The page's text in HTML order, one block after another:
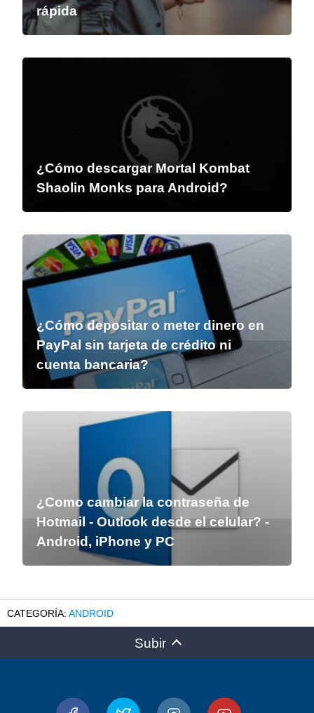
rápida
¿Cómo descargar Mortal Kombat
Shaolin Monks para Android?
¿Cómo depositar o meter dinero en
PayPal sin tarjeta de crédito ni
cuenta bancaria?
¿Como cambiar la contraseña de
Hotmail - Outlook desde el celular? -
Android, iPhone y PC
ANDROID
Subir